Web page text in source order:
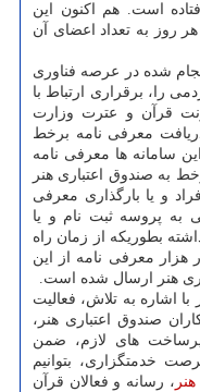
است. هم اکنون این
دارد که هر روز به تعداد اعضای آن
شده در عرصه فناوری
را، برقراری ارتباط با
قرآن و عترت وزارت
معرفی نامه برخط
سامانه ها معرفی نامه
به صندوق اعتباری هنر
و یا بارگذاری معرفی
به پروسه ثبت نام و یا
بطوریکه از زمان راه
هزار معرفی نامه از این
هنر ارسال شده است.
اشاره به تلاش، فعالیت
صندوق اعتباری هنر،
های لازم، ضمن
خدمتگزاری، بتوانیم
هنر ، رسانه و فعالان قرآن